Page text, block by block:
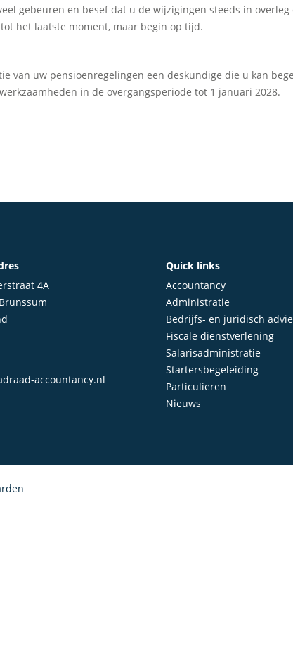
gebeuren en besef dat u de wijzigingen steeds in
het laatste moment, maar begin op tijd.
van uw pensioenregelingen een deskundige die u kan
in de overgangsperiode tot 1 januari 2028.
4A
accountancy.nl
Quick links
Accountancy
Administratie
Bedrijfs- en juridisch
Fiscale dienstverlening
Salarisadministratie
Startersbegeleiding
Particulieren
Nieuws